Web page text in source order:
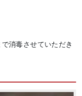
消毒させていただき